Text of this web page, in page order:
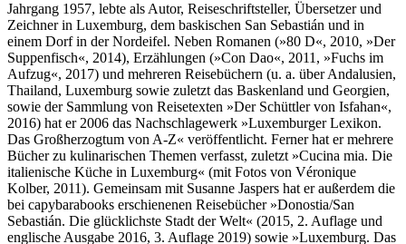
Jahrgang 1957, lebte als Autor, Reiseschriftsteller, Übersetzer und
Zeichner in Luxemburg, dem baskischen San Sebastián und in
einem Dorf in der Nordeifel. Neben Romanen (»80 D«, 2010, »Der
Suppenfisch«, 2014), Erzählungen (»Con Dao«, 2011, »Fuchs im
Aufzug«, 2017) und mehreren Reisebüchern (u. a. über Andalusien,
Thailand, Luxemburg sowie zuletzt das Baskenland und Georgien,
sowie der Sammlung von Reisetexten »Der Schüttler von Isfahan«,
2016) hat er 2006 das Nachschlagewerk »Luxemburger Lexikon.
Das Großherzogtum von A-Z« veröffentlicht. Ferner hat er mehrere
Bücher zu kulinarischen Themen verfasst, zuletzt »Cucina mia. Die
italienische Küche in Luxemburg« (mit Fotos von Véronique
Kolber, 2011). Gemeinsam mit Susanne Jaspers hat er außerdem die
bei capybarabooks erschienenen Reisebücher »Donostia/San
Sebastián. Die glücklichste Stadt der Welt« (2015, 2. Auflage und
englische Ausgabe 2016, 3. Auflage 2019) sowie »Luxemburg. Das